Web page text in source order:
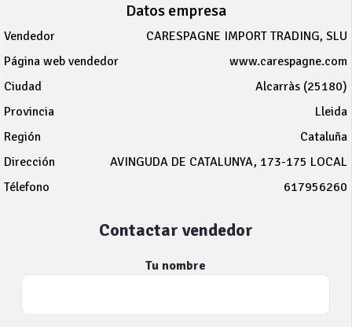
Datos empresa
Vendedor
CARESPAGNE IMPORT TRADING, SLU
Página web vendedor
www.carespagne.com
Ciudad
Alcarràs (25180)
Provincia
Lleida
Región
Cataluña
Dirección
AVINGUDA DE CATALUNYA, 173-175 LOCAL
Télefono
617956260
Contactar vendedor
Tu nombre